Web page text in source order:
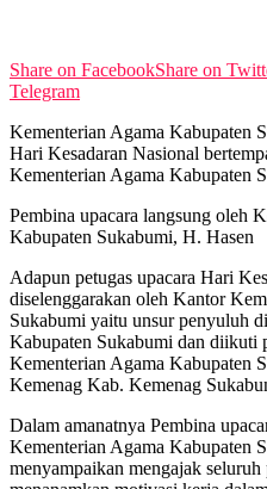
Share on FacebookShare on
Telegram
Kementerian Agama Kabupaten
Hari Kesadaran Nasional
Kementerian Agama Kabupaten
Pembina upacara langsung oleh
Kabupaten Sukabumi, H. Hasen
Adapun petugas upacara Hari
diselenggarakan oleh Kantor
Sukabumi yaitu unsur penyuluh
Kabupaten Sukabumi dan diikuti
Kementerian Agama Kabupaten
Kemenag Kab. Kemenag
Dalam amanatnya Pembina
Kementerian Agama Kabupaten
menyampaikan mengajak seluruh